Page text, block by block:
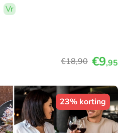
Vr
€18,90 €9,95
23% korting